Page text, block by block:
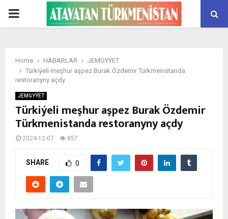
PRIMARY
Home HABARLAR
JEMGYÝET
Türkiýeli meşhur aşpez Burak Özdemir Türkmenistanda
restoranyny açdy
JEMGYÝET
Türkiýeli meşhur aşpez Burak Özdemir
Türkmenistanda restoranyny açdy
2024-12-07 857
SHARE 0